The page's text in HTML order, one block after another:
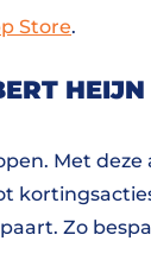
Store.
Met
Zo